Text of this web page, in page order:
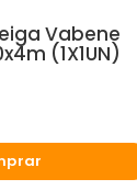
Vabene
(1X1UN)